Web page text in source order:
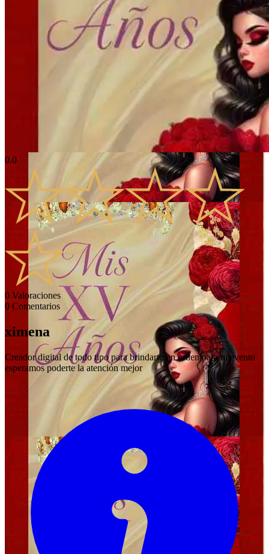
0.0
0 Valoraciones
0 Comentarios
ximena
Creador digital de todo tipo para brindarte un orden para tu evento
esperamos poderte la atención mejor